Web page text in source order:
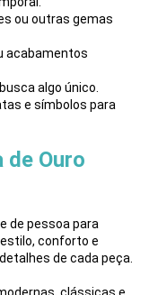
ou outras gemas
acabamentos
algo único.
e símbolos para
de Ouro
de pessoa para
conforto e
de cada peça.